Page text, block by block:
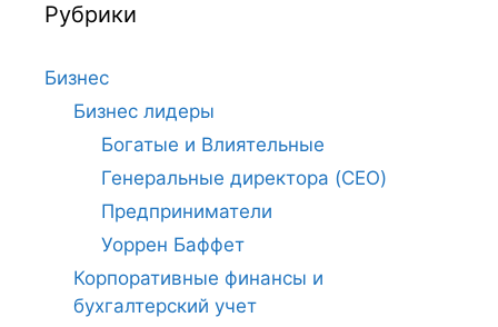
Рубрики
Бизнес
Бизнес лидеры
Богатые и Влиятельные
Генеральные директора (CEO)
Предприниматели
Уоррен Баффет
Корпоративные финансы и
бухгалтерский учет